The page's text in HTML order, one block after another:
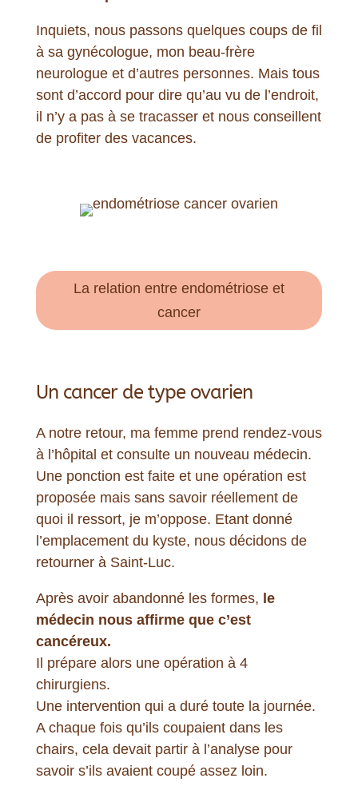
Inquiets, nous passons quelques coups de fil
à sa gynécologue, mon beau-frère
neurologue et d’autres personnes. Mais tous
sont d’accord pour dire qu’au vu de l’endroit,
il n’y a pas à se tracasser et nous conseillent
de profiter des vacances.
La relation entre endométriose et
cancer
Un cancer de type ovarien
A notre retour, ma femme prend rendez-vous
à l’hôpital et consulte un nouveau médecin.
Une ponction est faite et une opération est
proposée mais sans savoir réellement de
quoi il ressort, je m’oppose. Etant donné
l’emplacement du kyste, nous décidons de
retourner à Saint-Luc.
Après avoir abandonné les formes, le
médecin nous affirme que c’est
cancéreux.
Il prépare alors une opération à 4
chirurgiens.
Une intervention qui a duré toute la journée.
A chaque fois qu’ils coupaient dans les
chairs, cela devait partir à l’analyse pour
savoir s’ils avaient coupé assez loin.